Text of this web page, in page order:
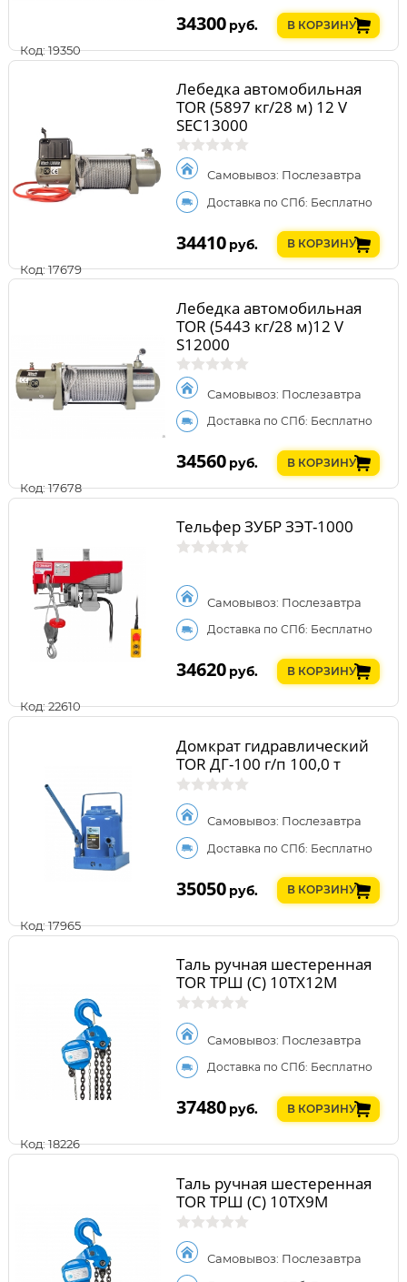
Код: 19350
34300 руб. В КОРЗИНУ
Код: 17679
Лебедка автомобильная
TOR (5897 кг/28 м) 12 V
SEC13000
Самовывоз: Послезавтра
Доставка по СПб: Бесплатно
34410 руб. В КОРЗИНУ
Код: 17678
Лебедка автомобильная
TOR (5443 кг/28 м)12 V
S12000
Самовывоз: Послезавтра
Доставка по СПб: Бесплатно
34560 руб. В КОРЗИНУ
Код: 22610
Тельфер ЗУБР ЗЭТ-1000
Самовывоз: Послезавтра
Доставка по СПб: Бесплатно
34620 руб. В КОРЗИНУ
Код: 17965
Домкрат гидравлический
TOR ДГ-100 г/п 100,0 т
Самовывоз: Послезавтра
Доставка по СПб: Бесплатно
35050 руб. В КОРЗИНУ
Код: 18226
Таль ручная шестеренная
TOR ТРШ (C) 10ТХ12М
Самовывоз: Послезавтра
Доставка по СПб: Бесплатно
37480 руб. В КОРЗИНУ
Таль ручная шестеренная
TOR ТРШ (C) 10ТХ9М
Самовывоз: Послезавтра